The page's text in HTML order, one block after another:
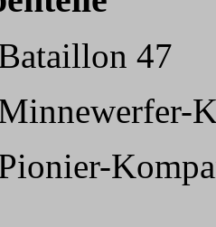
47